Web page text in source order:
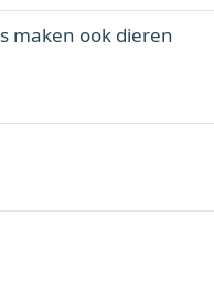
maken ook dieren